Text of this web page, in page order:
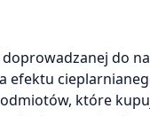
do
efektu
które